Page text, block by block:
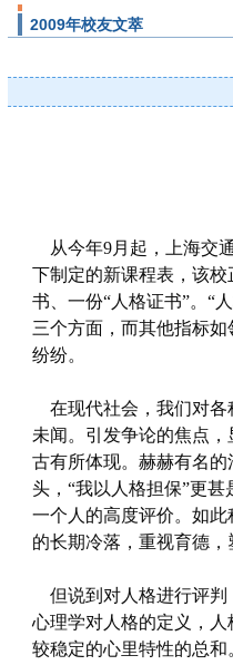
2009年校友文萃
从今年9月起，上海交
下制定的新课程表，该
书、一份“人格证书”。“
三个方面，而其他指标
纷纷。
在现代社会，我们对各
未闻。引发争论的焦点，
古有所体现。赫赫有名
头，“我以人格担保”更
一个人的高度评价。如
的长期冷落，重视育德，
但说到对人格进行评判
心理学对人格的定义，
较稳定的心里特性的总